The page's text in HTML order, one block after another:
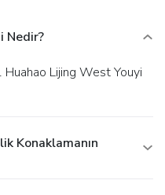
Nedir?
Konaklamanın